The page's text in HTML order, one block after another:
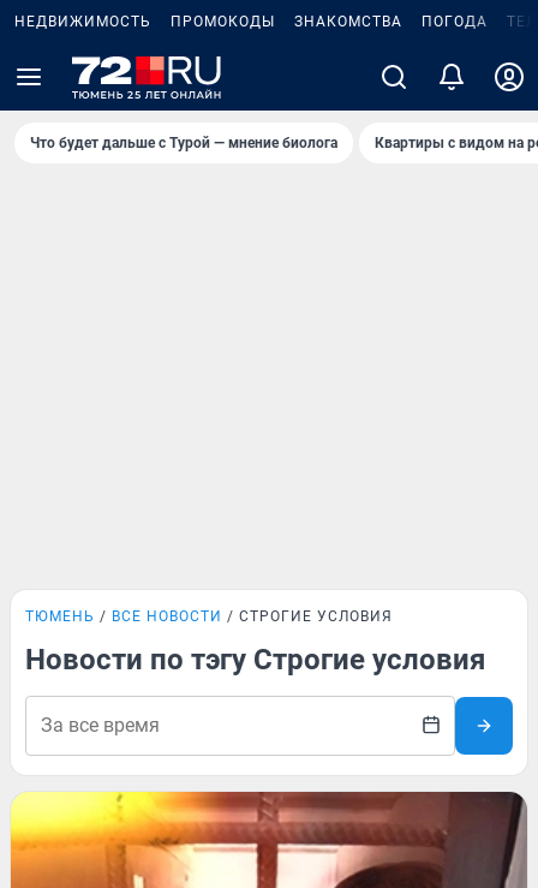
НЕДВИЖИМОСТЬ ПРОМОКОДЫ ЗНАКОМСТВА ПОГОДА
Что будет дальше с Турой — мнение биолога Квартиры с видом на
ТЮМЕНЬ ВСЕ НОВОСТИ СТРОГИЕ УСЛОВИЯ
Новости по тэгу Строгие условия